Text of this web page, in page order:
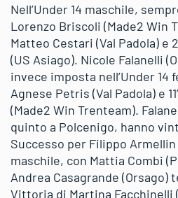
Nell’Under 14 maschile,
Lorenzo Briscoli (Made2 Win
Matteo Cestari (Val Padola) e
(US Asiago). Nicole Falanelli
invece imposta nell’Under 14
Agnese Petris (Val Padola) e
(Made2 Win Trenteam).
quinto a Polcenigo, hanno
Successo per Filippo Armellin
maschile, con Mattia Combi
Andrea Casagrande (Orsago)
Vittoria di Martina Facchinelli